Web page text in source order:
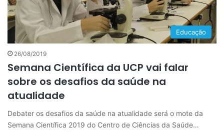
Educação
26/08/2019
Semana Científica da UCP vai falar
sobre os desafios da saúde na
atualidade
Debater os desafios da saúde na atualidade será o mote da
Semana Científica 2019 do Centro de Ciências da Saúde…